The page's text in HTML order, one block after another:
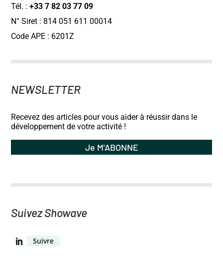
Tél. :+33 7 82 03 77 09
N° Siret : 814 051 611 00014
Code APE : 6201Z
NEWSLETTER
Recevez des articles pour vous aider à réussir dans le
développement de votre activité !
Je M'ABONNE
Suivez Showave
Suivre